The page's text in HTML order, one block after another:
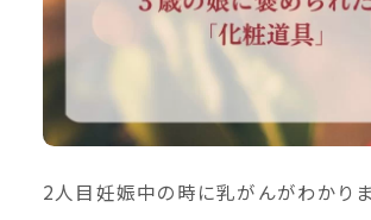
2人目妊娠中の時に乳がんがわかりま